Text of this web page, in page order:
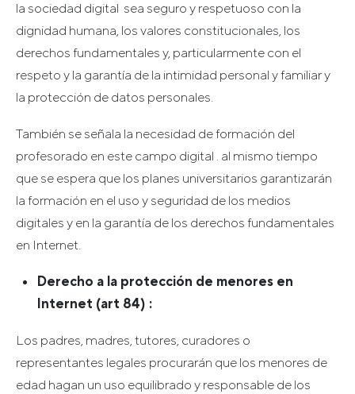
la sociedad digital sea seguro y respetuoso con la
dignidad humana, los valores constitucionales, los
derechos fundamentales y, particularmente con el
respeto y la garantía de la intimidad personal y familiar y
la protección de datos personales.
También se señala la necesidad de formación del
profesorado en este campo digital . al mismo tiempo
que se espera que los planes universitarios garantizarán
la formación en el uso y seguridad de los medios
digitales y en la garantía de los derechos fundamentales
en Internet.
Derecho a la protección de menores en
Internet (art 84) :
Los padres, madres, tutores, curadores o
representantes legales procurarán que los menores de
edad hagan un uso equilibrado y responsable de los